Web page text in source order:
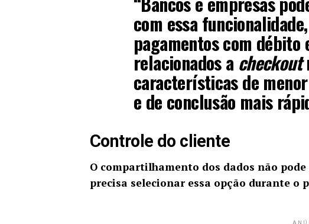
com essa
pagamentos com débito
relacionados a checkout
características de
e de conclusão mais
Controle do cliente
O compartilhamento dos dados não
precisa selecionar essa opção durante o